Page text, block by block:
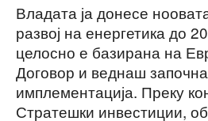
Владата ја донесе
развој на енергетика до
целосно е базирана на
Договор и веднаш
имплементација. Преку
Стратешки инвестиции,